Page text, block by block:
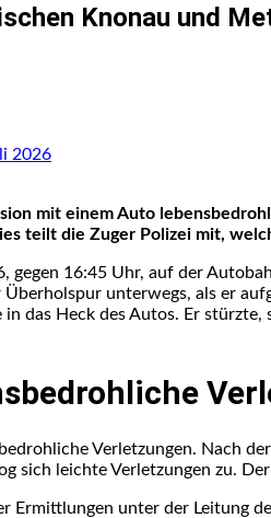
Knonau und
2026
mit einem Auto
teilt die Zuger Polizei mit,
gegen 16:45 Uhr, auf der
unterwegs, als er
das Heck des Autos. Er
Verletzungen. Nach
sich leichte Verletzungen zu.
Ermittlungen unter der